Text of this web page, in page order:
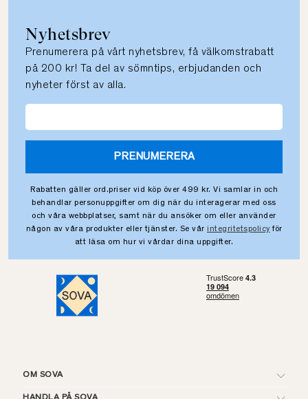
Nyhetsbrev
Prenumerera på vårt nyhetsbrev, få välkomstrabatt
på 200 kr! Ta del av sömntips, erbjudanden och
nyheter först av alla.
PRENUMERERA
Rabatten gäller ord.priser vid köp över 499 kr. Vi samlar in och
behandlar personuppgifter om dig när du interagerar med oss
och våra webbplatser, samt när du ansöker om eller använder
någon av våra produkter eller tjänster. Se vår integritetspolicy för
att läsa om hur vi vårdar dina uppgifter.
OM SOVA